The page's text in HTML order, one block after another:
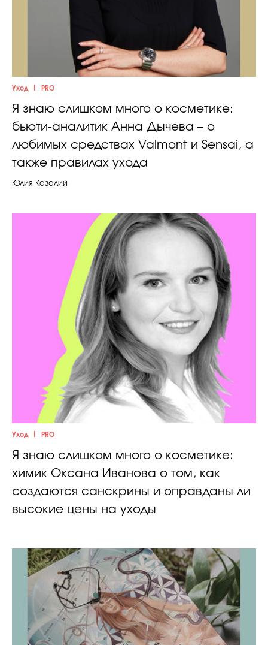
Уход PRO
Я знаю слишком много о косметике:
бьюти-аналитик Анна Дычева – о
любимых средствах Valmont и Sensai, а
также правилах ухода
Юлия Козолий
Уход PRO
Я знаю слишком много о косметике:
химик Оксана Иванова о том, как
создаются санскрины и оправданы ли
высокие цены на уходы